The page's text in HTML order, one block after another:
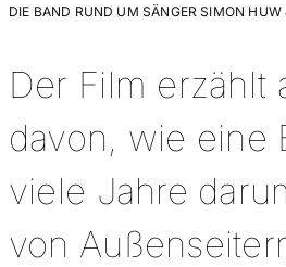
DIE BAND RUND UM SÄNGER SIMON
Der Film erzählt
davon, wie eine
viele Jahre
von